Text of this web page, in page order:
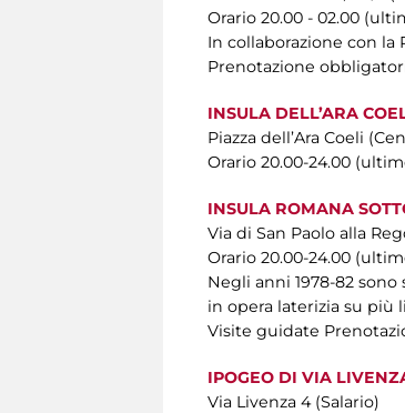
Orario 20.00 - 02.00
In collaborazione con la
Prenotazione
INSULA DELL’ARA
Piazza dell’Ara Coeli
Orario 20.00-24.00
INSULA ROMANA
Via di San Paolo alla
Orario 20.00-24.00
Negli anni 1978-82
in opera laterizia su più
Visite guidate
IPOGEO DI VIA
Via Livenza 4 (Salario)